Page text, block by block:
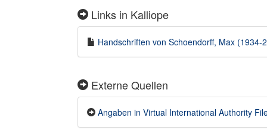
Links in Kalliope
Handschriften von Schoendorff, Max (1934-
Externe Quellen
Angaben in Virtual International Authority